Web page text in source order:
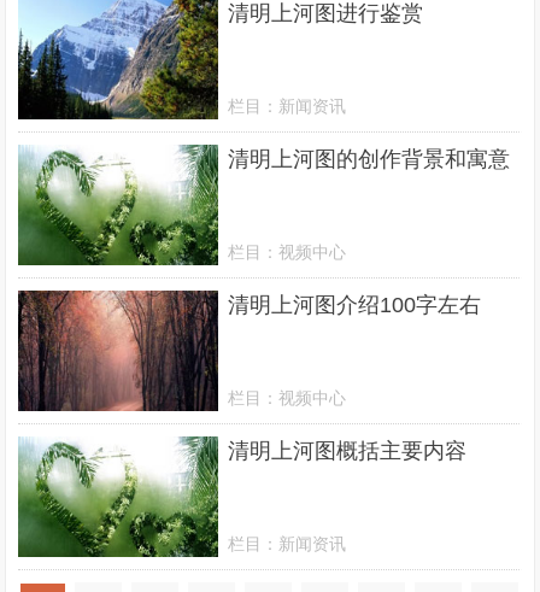
清明上河图进行鉴赏
栏目： 新闻资讯
清明上河图的创作背景和寓意
栏目：视频中心
清明上河图介绍100字左右
栏目：视频中心
清明上河图概括主要内容
栏目： 新闻资讯